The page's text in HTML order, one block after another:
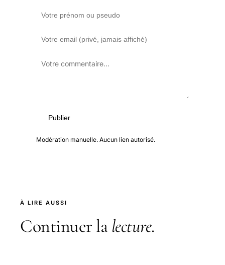
Publier
Modération manuelle. Aucun lien autorisé.
À LIRE AUSSI
Continuer la lecture.